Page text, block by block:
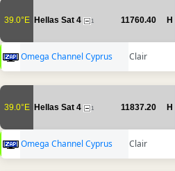
39.0°E Hellas Sat 4 1 11760.40 H
Omega Channel Cyprus Clair
39.0°E Hellas Sat 4 1 11837.20 H
Omega Channel Cyprus Clair